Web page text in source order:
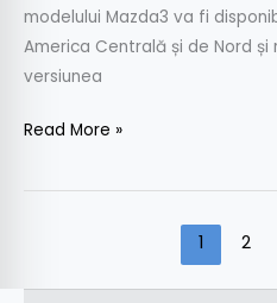
modelului Mazda3 va fi
America Centrală și de Nord
versiunea
Read More »
1 2